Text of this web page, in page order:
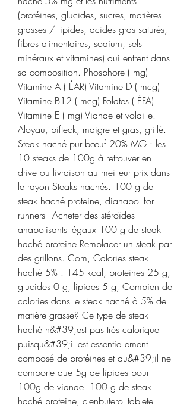
(protéines, glucides, sucres, matières
grasses / lipides, acides gras saturés,
fibres alimentaires, sodium, sels
minéraux et vitamines) qui entrent dans
sa composition. Phosphore ( mg)
Vitamine A ( ÉAR) Vitamine D ( mcg)
Vitamine B12 ( mcg) Folates ( ÉFA)
Vitamine E ( mg) Viande et volaille.
Aloyau, bifteck, maigre et gras, grillé.
Steak haché pur bœuf 20% MG : les
10 steaks de 100g à retrouver en
drive ou livraison au meilleur prix dans
le rayon Steaks hachés. 100 g de
steak haché proteine, dianabol for
runners - Acheter des stéroïdes
anabolisants légaux 100 g de steak
haché proteine Remplacer un steak par
des grillons. Com, Calories steak
haché 5% : 145 kcal, proteines 25 g,
glucides 0 g, lipides 5 g, Combien de
calories dans le steak haché à 5% de
matière grasse? Ce type de steak
haché n&#39;est pas très calorique
puisqu&#39;il est essentiellement
composé de protéines et qu&#39;il ne
comporte que 5g de lipides pour
100g de viande. 100 g de steak
haché proteine, clenbuterol tablete